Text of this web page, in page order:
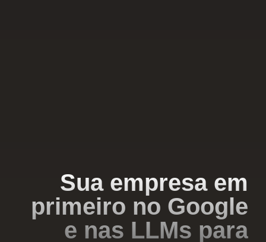
Sua empresa em
primeiro no Google
e nas LLMs para